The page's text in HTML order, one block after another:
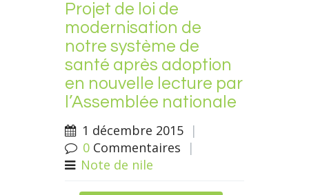
Projet de loi de
modernisation de
notre système de
santé après adoption
en nouvelle lecture par
l’Assemblée nationale
1 décembre 2015 |
0 Commentaires
|
Note de nile